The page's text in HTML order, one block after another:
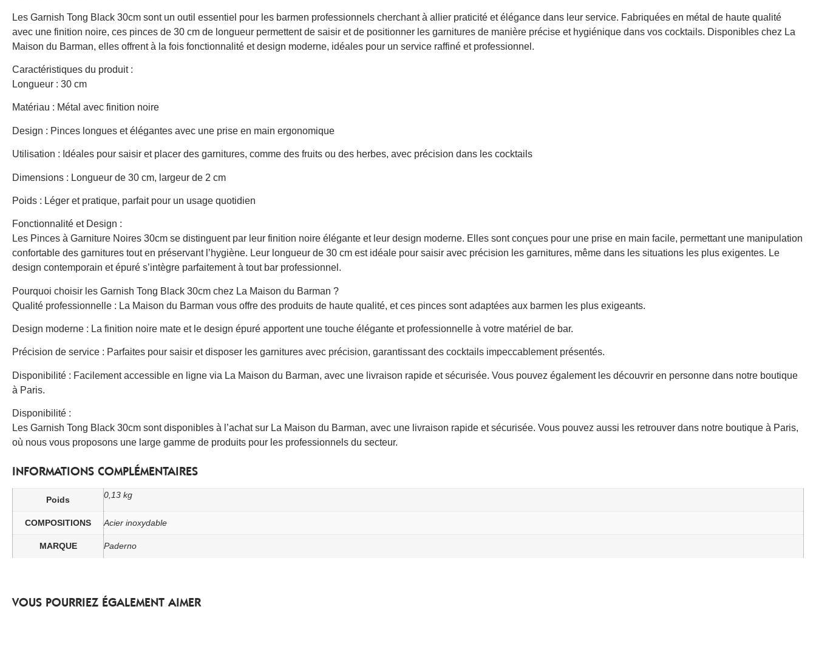
Les Garnish Tong Black 30cm sont un outil essentiel pour les barmen professionnels cherchant à allier praticité et élégance dans leur service. Fabriquées en métal de haute qualité
avec une finition noire, ces pinces de 30 cm de longueur permettent de saisir et de positionner les garnitures de manière précise et hygiénique dans vos cocktails. Disponibles chez La
Maison du Barman, elles offrent à la fois fonctionnalité et design moderne, idéales pour un service raffiné et professionnel.
Caractéristiques du produit :
Longueur : 30 cm
Matériau : Métal avec finition noire
Design : Pinces longues et élégantes avec une prise en main ergonomique
Utilisation : Idéales pour saisir et placer des garnitures, comme des fruits ou des herbes, avec précision dans les cocktails
Dimensions : Longueur de 30 cm, largeur de 2 cm
Poids : Léger et pratique, parfait pour un usage quotidien
Fonctionnalité et Design :
Les Pinces à Garniture Noires 30cm se distinguent par leur finition noire élégante et leur design moderne. Elles sont conçues pour une prise en main facile, permettant une manipulation
confortable des garnitures tout en préservant l’hygiène. Leur longueur de 30 cm est idéale pour saisir avec précision les garnitures, même dans les situations les plus exigentes. Le
design contemporain et épuré s’intègre parfaitement à tout bar professionnel.
Pourquoi choisir les Garnish Tong Black 30cm chez La Maison du Barman ?
Qualité professionnelle : La Maison du Barman vous offre des produits de haute qualité, et ces pinces sont adaptées aux barmen les plus exigeants.
Design moderne : La finition noire mate et le design épuré apportent une touche élégante et professionnelle à votre matériel de bar.
Précision de service : Parfaites pour saisir et disposer les garnitures avec précision, garantissant des cocktails impeccablement présentés.
Disponibilité : Facilement accessible en ligne via La Maison du Barman, avec une livraison rapide et sécurisée. Vous pouvez également les découvrir en personne dans notre boutique
à Paris.
Disponibilité :
Les Garnish Tong Black 30cm sont disponibles à l’achat sur La Maison du Barman, avec une livraison rapide et sécurisée. Vous pouvez aussi les retrouver dans notre boutique à Paris,
où nous vous proposons une large gamme de produits pour les professionnels du secteur.
INFORMATIONS COMPLÉMENTAIRES
Poids 0,13 kg
COMPOSITIONS Acier inoxydable
MARQUE Paderno
VOUS POURRIEZ ÉGALEMENT AIMER